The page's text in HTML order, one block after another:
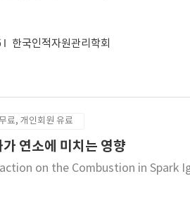
한국인적자원관리학회
료, 개인회원 유료
연소에 미치는 영향
on the Combustion in Spark